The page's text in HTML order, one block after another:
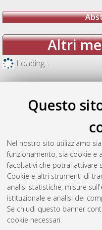
Questo
Nel nostro sito utilizziamo
funzionamento, sia cookie e
facoltativi che potrai attivare
Cookie e altri strumenti di
analisi statistiche, misure
istituzionale e analisi dei
Se chiudi questo banner
cookie necessari.
Altri
Loading...
Gestione